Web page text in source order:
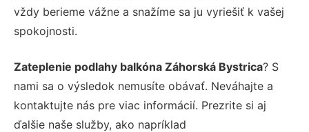
vždy berieme vážne a snažíme sa ju vyriešiť k vašej
spokojnosti.
Zateplenie podlahy balkóna Záhorská Bystrica? S
nami sa o výsledok nemusíte obávať. Neváhajte a
kontaktujte nás pre viac informácií. Prezrite si aj
ďalšie naše služby, ako napríklad